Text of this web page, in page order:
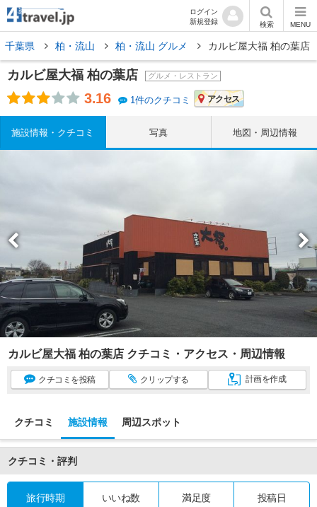
ログイン
新規登録
検索 MENU
千葉県 柏・流山 柏・流山 グルメ カルビ屋大福 柏の葉店
カルビ屋大福 柏の葉店 グルメ・レストラン
3.16 1件のクチコミ アクセス
施設情報・クチコミ 写真 地図・周辺情報
カルビ屋大福 柏の葉店 クチコミ・アクセス・周辺情報
クチコミ を投稿 クリップする 計画を作成
クチコミ 施設情報 周辺スポット
クチコミ・評判
旅行時期 いいね数 満足度 投稿日